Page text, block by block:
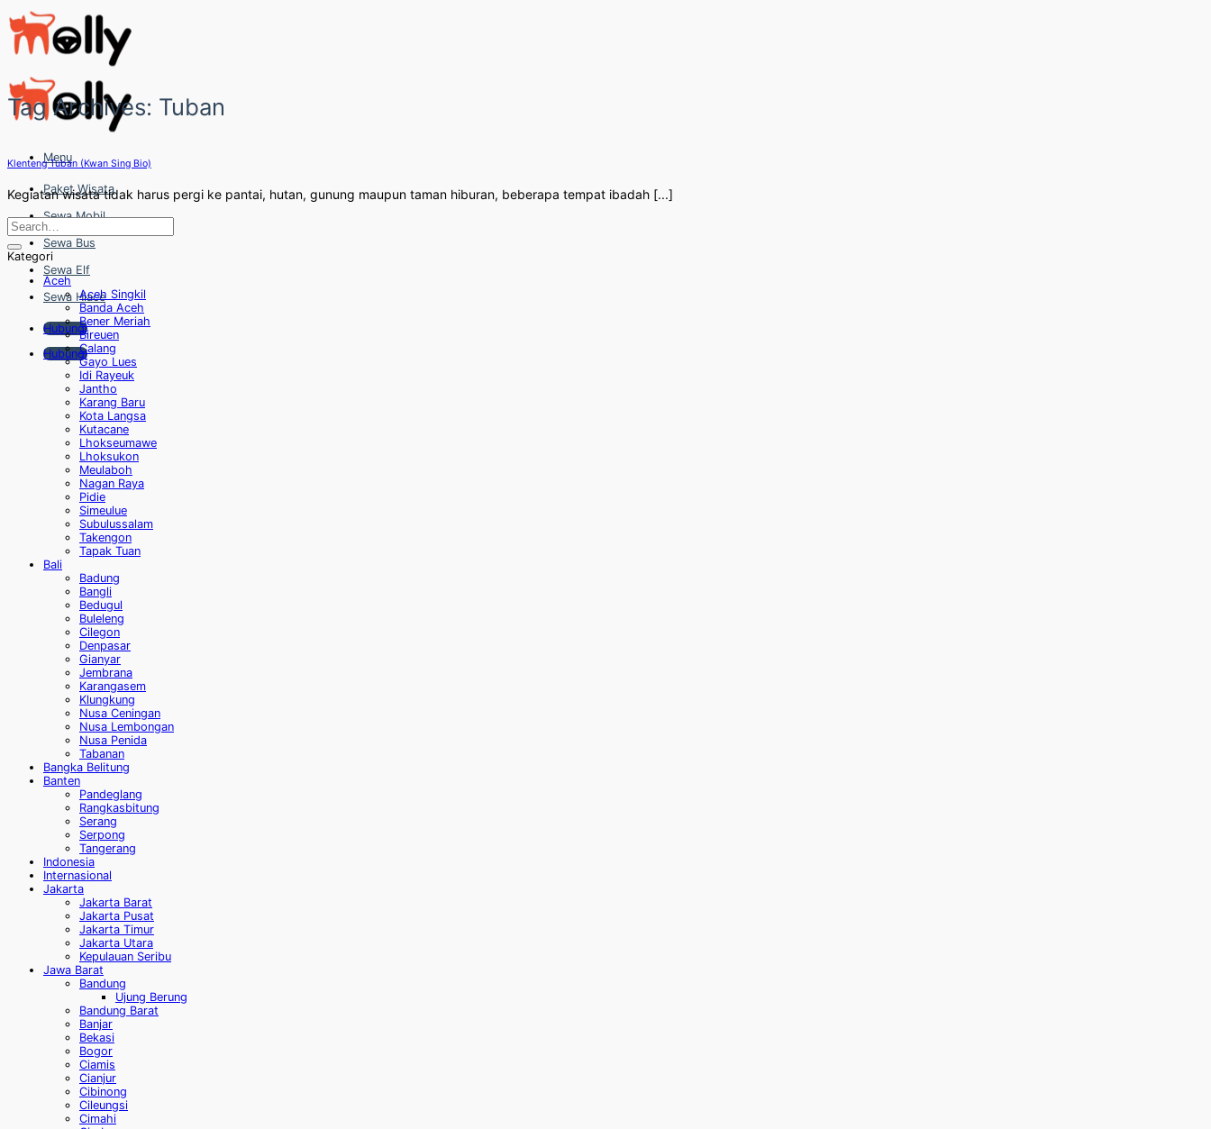
Skip
to
content
Menu
Paket Wisata
Sewa Mobil
Sewa Bus
Sewa Elf
Sewa Hiace
Hubungi
Hubungi
Tag Archives: Tuban
Klenteng Tuban (Kwan Sing Bio)
Kegiatan wisata tidak harus pergi ke pantai, hutan, gunung maupun taman hiburan, beberapa tempat ibadah [...]
Kategori
Aceh
Aceh Singkil
Banda Aceh
Bener Meriah
Bireuen
Calang
Gayo Lues
Idi Rayeuk
Jantho
Karang Baru
Kota Langsa
Kutacane
Lhokseumawe
Lhoksukon
Meulaboh
Nagan Raya
Pidie
Simeulue
Subulussalam
Takengon
Tapak Tuan
Bali
Badung
Bangli
Bedugul
Buleleng
Cilegon
Denpasar
Gianyar
Jembrana
Karangasem
Klungkung
Nusa Ceningan
Nusa Lembongan
Nusa Penida
Tabanan
Bangka Belitung
Banten
Pandeglang
Rangkasbitung
Serang
Serpong
Tangerang
Indonesia
Internasional
Jakarta
Jakarta Barat
Jakarta Pusat
Jakarta Timur
Jakarta Utara
Kepulauan Seribu
Jawa Barat
Bandung
Ujung Berung
Bandung Barat
Banjar
Bekasi
Bogor
Ciamis
Cianjur
Cibinong
Cileungsi
Cimahi